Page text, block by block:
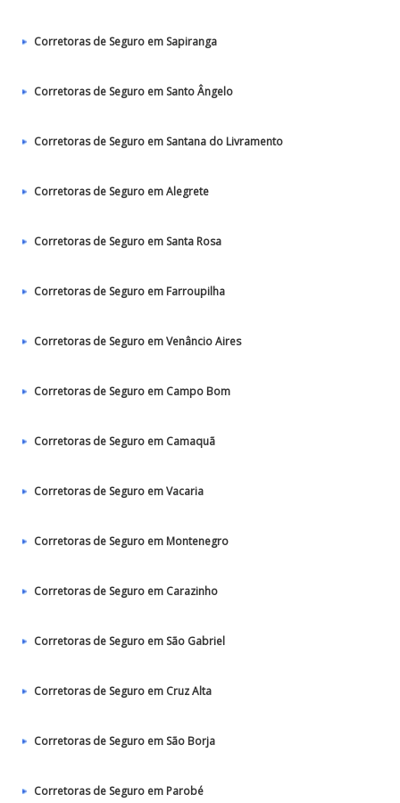
Corretoras de Seguro em Sapiranga
Corretoras de Seguro em Santo Ângelo
Corretoras de Seguro em Santana do Livramento
Corretoras de Seguro em Alegrete
Corretoras de Seguro em Santa Rosa
Corretoras de Seguro em Farroupilha
Corretoras de Seguro em Venâncio Aires
Corretoras de Seguro em Campo Bom
Corretoras de Seguro em Camaquã
Corretoras de Seguro em Vacaria
Corretoras de Seguro em Montenegro
Corretoras de Seguro em Carazinho
Corretoras de Seguro em São Gabriel
Corretoras de Seguro em Cruz Alta
Corretoras de Seguro em São Borja
Corretoras de Seguro em Parobé